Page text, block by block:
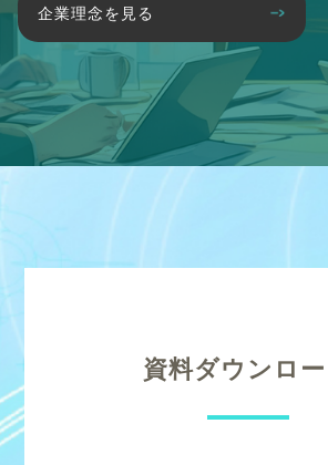
企業理念を見る
資料ダウンロ